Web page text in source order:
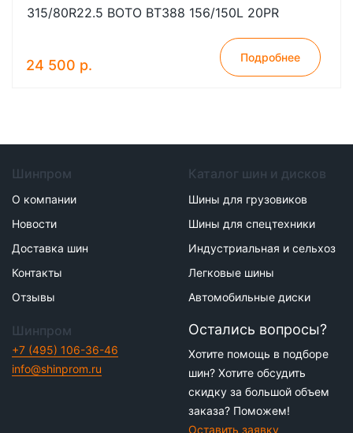
315/80R22.5 BOTO BT388 156/150L 20PR
24 500 р. Подробнее
Шинпром
О компании
Новости
Доставка шин
Контакты
Отзывы
Каталог шин и дисков
Шины для грузовиков
Шины для спецтехники
Индустриальная и сельхоз
Легковые шины
Автомобильные диски
Шинпром
+7 (495) 106-36-46
info@shinprom.ru
Остались вопросы?
Хотите помощь в подборе
шин? Хотите обсудить
скидку за большой объем
заказа? Поможем!
Оставить заявку